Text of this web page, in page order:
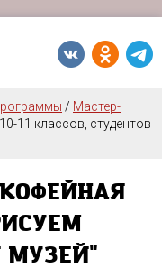
/ Мастер-
11 классов, студентов